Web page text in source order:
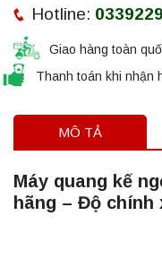
Hotline:
Giao hàng toàn
Thanh toán khi nhận
MÔ TẢ
Máy quang kế
hãng – Độ chính